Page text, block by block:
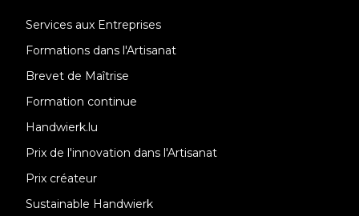
Services aux Entreprises
Formations dans l'Artisanat
Brevet de Maîtrise
Formation continue
Handwierk.lu
Prix de l'innovation dans l'Artisanat
Prix créateur
Sustainable Handwierk